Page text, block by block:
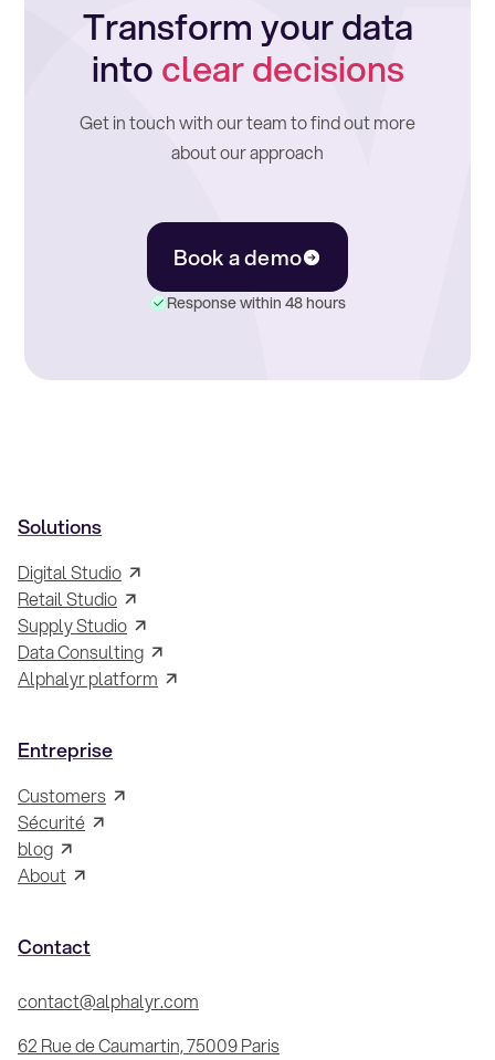
Transform your data
intoclear decisions
Get in touch with our team to find out more
about our approach
Book a demo
Response within 48 hours
Solutions
Digital Studio
Retail Studio
Supply Studio
Data Consulting
Alphalyr platform
Entreprise
Customers
Sécurité
blog
About
Contact
contact@alphalyr.com
62 Rue de Caumartin, 75009 Paris